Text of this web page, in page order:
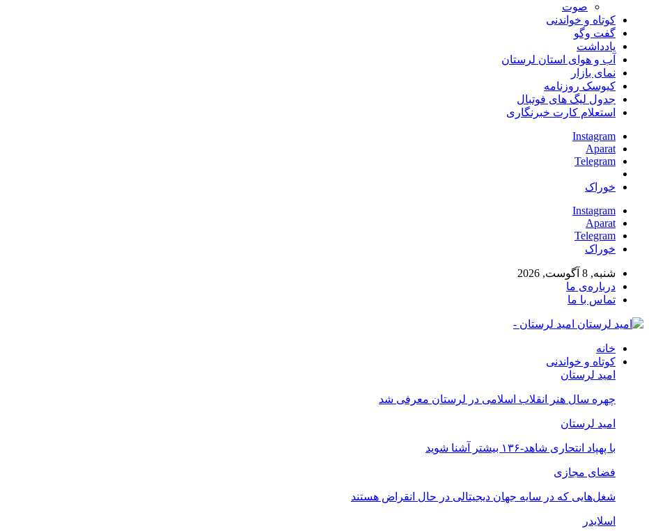
صوت
کوتاه و خواندنی
گفت وگو
یادداشت
آب و هوای استان لرستان
نمای بازار
کیوسک روزنامه
جدول لیگ های فوتبال
استعلام کارت خبرنگاری
Instagram
Aparat
Telegram
خوراک
Instagram
Aparat
Telegram
خوراک
شنبه, 8 آگوست, 2026
درباره‌ی ما
تماس با ما
امید لرستان -
خانه
کوتاه و خواندنی
امید لرستان
چهره سال هنر انقلاب اسلامی در لرستان معرفی شد
امید لرستان
با پهپاد انتحاری شاهد-۱۳۶ بیشتر آشنا شوید
فضای مجازی
شغل‌‌هایی که در سایه جهان دیجیتالی در حال انقراض هستند
اسلایدر